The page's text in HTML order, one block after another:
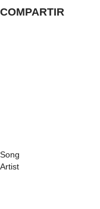
COMPARTIR
Song
Artist